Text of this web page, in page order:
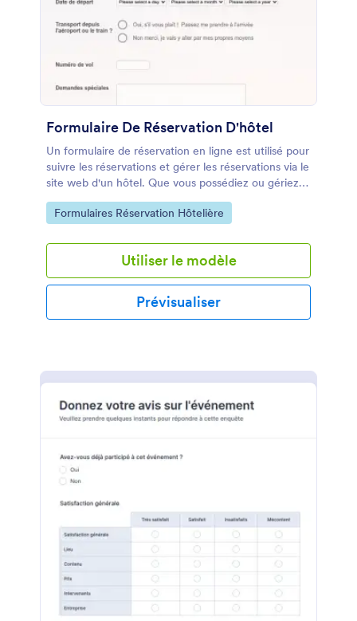
Formulaire De Réservation D'hôtel
Un formulaire de réservation en ligne est utilisé pour
suivre les réservations et gérer les réservations via le
site web d'un hôtel. Que vous possédiez ou gériez
un hôtel, un motel ou une auberge, simplifiez votre
processus de réservation avec notre modèle de
pouvez le personnaliser et l'intégrer en quelques
secondes ! Il vous suffit de faire glisser et déposer
les éléments pour obtenir le design souhaité,
d'intégrer de puissantes applications tierces et de
l'incorporer sur votre site web pour commencer à
pouvez toucher un public plus large, faciliter la
clients et augmenter le nombre de réservations que
vous collectez. Chaque hôtel est unique, alors
création de formulaires facile à utiliser de Jotform !
Il vous suffit de faire glisser et déposer les champs
du formulaire pour réorganiser la mise en page, de
télécharger le logo de votre entreprise ou une
nouvelle image d'arrière-plan, ou de choisir un
thème de formulaire attrayant pour commencer.
Vous pouvez même collecter des paiements pour
les réservations avec des processeurs de paiement
de confiance tels que Square, Stripe ou PayPal,
intégrer des plateformes de partage de fichiers
comme Google Drive ou Dropbox, ou ajouter des
Go to Category:
Formulaires Réservation Hôtelière
Utiliser le modèle
Prévisualiser